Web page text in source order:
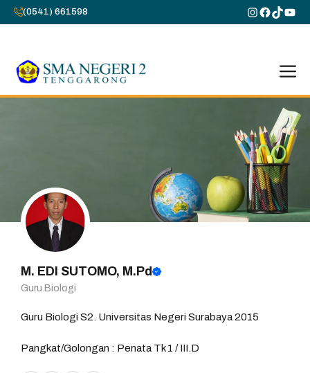
Skip
to
(0541) 661598 Instagram
TikTok
M. EDI SUTOMO, M.Pd
Guru Biologi
Guru Biologi S2. Universitas Negeri Surabaya 2015
Pangkat/Golongan : Penata Tk 1 / III.D